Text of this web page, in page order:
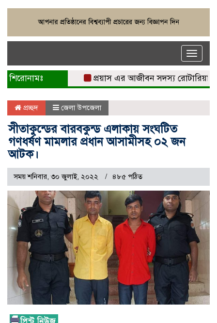
Toggle
শিরোনামঃ প্রয়াস এর আজীবন সদস্য রোটারিয়ান
প্রচ্ছদ জেলা উপজেলা
সীতাকুন্ডের বারবকুন্ড এলাকায় সংঘটিত
গণধর্ষণ মামলার প্রধান আসামীসহ ০২ জন
আটক।
সময় শনিবার, ৩০ জুলাই, ২০২২ ৪৮৫ পঠিত